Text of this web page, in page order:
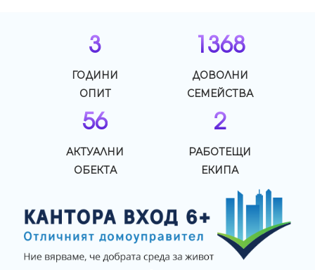
3
ГОДИНИ
ОПИТ
1368
ДОВОЛНИ
СЕМЕЙСТВА
56
АКТУАЛНИ
ОБЕКТА
2
РАБОТЕЩИ
ЕКИПА